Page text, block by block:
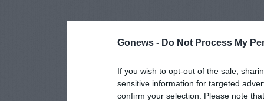
Gonews - Do Not Process My
If you wish to opt-out of the sale,
sensitive information for targeted
confirm your selection. Please note